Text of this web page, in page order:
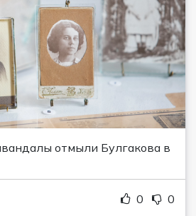
отмыли Булгакова в
0 0